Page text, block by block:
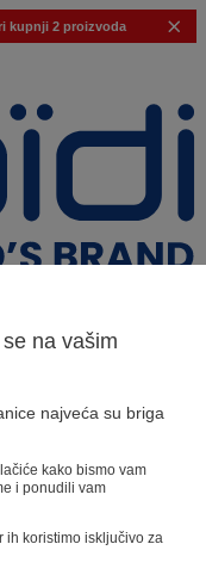
kupnji 2 proizvoda
na vašim
najveća su briga
kako bismo vam
i ponudili vam
ih koristimo isključivo za